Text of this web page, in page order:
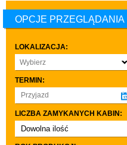
OPCJE PRZEGLĄDANIA
LOKALIZACJA:
Wybierz
TERMIN:
LICZBA ZAMYKANYCH KABIN:
Dowolna ilość